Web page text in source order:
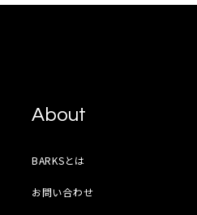
About
BARKSとは
お問い合わせ